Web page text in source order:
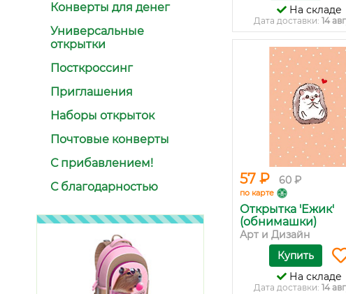
Конверты для денег
Универсальные
открытки
Посткроссинг
Приглашения
Наборы открыток
Почтовые конверты
С прибавлением!
С благодарностью
На складе
Дата доставки: 14
57 ₽ 60 ₽
по карте
Открытка 'Ежик'
(обнимашки)
Арт и Дизайн
Купить
На складе
Дата доставки: 14